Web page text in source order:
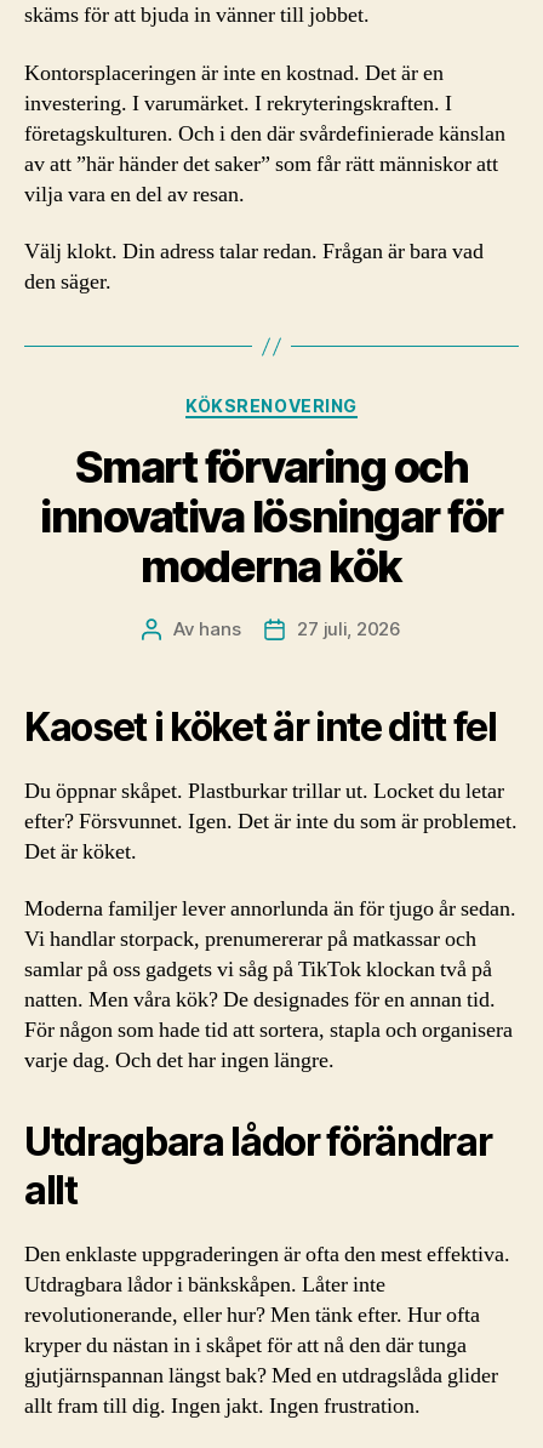
skäms för att bjuda in vänner till jobbet.
Kontorsplaceringen är inte en kostnad. Det är en
investering. I varumärket. I rekryteringskraften. I
företagskulturen. Och i den där svårdefinierade känslan
av att ”här händer det saker” som får rätt människor att
vilja vara en del av resan.
Välj klokt. Din adress talar redan. Frågan är bara vad
den säger.
Kategorier
KÖKSRENOVERING
Smart förvaring och
innovativa lösningar för
moderna kök
Inläggsförfattare
Av hans Inläggsdatum
27 juli, 2026
Kaoset i köket är inte ditt fel
Du öppnar skåpet. Plastburkar trillar ut. Locket du letar
efter? Försvunnet. Igen. Det är inte du som är problemet.
Det är köket.
Moderna familjer lever annorlunda än för tjugo år sedan.
Vi handlar storpack, prenumererar på matkassar och
samlar på oss gadgets vi såg på TikTok klockan två på
natten. Men våra kök? De designades för en annan tid.
För någon som hade tid att sortera, stapla och organisera
varje dag. Och det har ingen längre.
Utdragbara lådor förändrar
allt
Den enklaste uppgraderingen är ofta den mest effektiva.
Utdragbara lådor i bänkskåpen. Låter inte
revolutionerande, eller hur? Men tänk efter. Hur ofta
kryper du nästan in i skåpet för att nå den där tunga
gjutjärnspannan längst bak? Med en utdragslåda glider
allt fram till dig. Ingen jakt. Ingen frustration.